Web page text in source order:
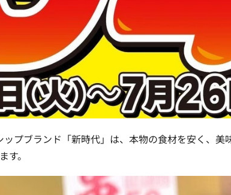
プブランド「新時代」は、本物の食材を安く、美
。